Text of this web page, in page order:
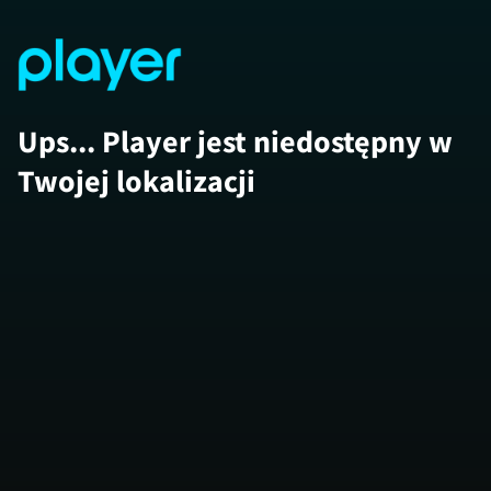
Ups... Player jest niedostępny w
Twojej lokalizacji